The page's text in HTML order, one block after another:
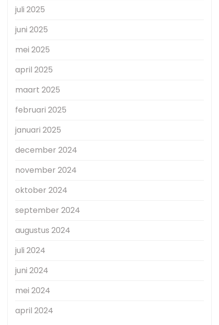
juli 2025
juni 2025
mei 2025
april 2025
maart 2025
februari 2025
januari 2025
december 2024
november 2024
oktober 2024
september 2024
augustus 2024
juli 2024
juni 2024
mei 2024
april 2024